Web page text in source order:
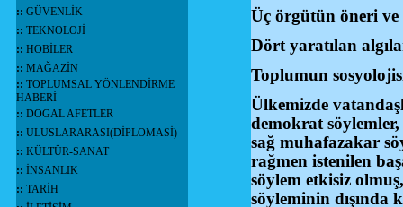
:: GÜVENLİK
:: TEKNOLOJİ
:: HOBİLER
:: MAĞAZİN
:: TOPLUMSAL YÖNLENDİRME
HABERİ
:: DOGAL AFETLER
:: ULUSLARARASI(DİPLOMASİ)
:: KÜLTÜR-SANAT
:: İNSANLIK
:: TARİH
Üç örgütün öneri
Dört yaratılan
Toplumun
Ülkemizde
demokrat
sağ muhafazakar
rağmen istenilen
söylem etkisiz
söyleminin dışında